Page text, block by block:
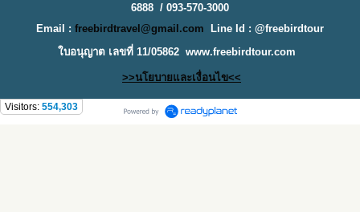
6888 / 093-570-3000
Email : freebirdtravel@gmail.com
Line Id : @freebirdtour
ใบอนุญาต เลขที่ 11/05862 www.freebirdtour.com
>>นโยบายและเงื่อนไข<<
Visitors: 554,303